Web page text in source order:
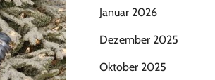
Januar 2026
Dezember 2025
Oktober 2025